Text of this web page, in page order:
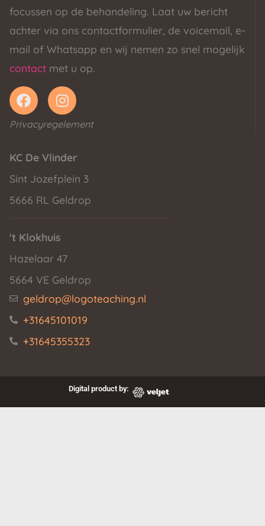
focussen op de behandeling. Laat uw bericht
achter via ons contactformulier, de voicemail, e-
mail of Whatsapp en wij nemen zo snel mogelijk
contact met u op.
Privacyregelement
KC De Vlinder
Sint Jozefplein 3
5666 RL Geldrop
't Klokhuis
Hazelaar 47
5664 VE Geldrop
geldrop@logoteaching.nl
+31645101019
+31645355323
Digital product by: